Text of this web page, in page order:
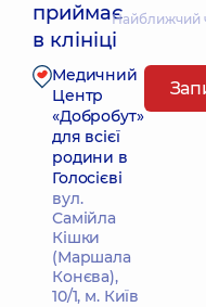
приймає
в клініці
Найближчий
Медичний
Центр
«Добробут»
для всієї
родини в
Голосієві
вул.
Самійла
Кішки
(Маршала
Конєва),
10/1, м. Київ